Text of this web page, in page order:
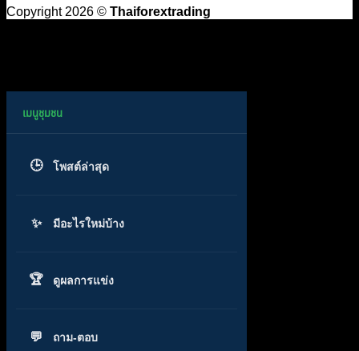
Copyright 2026 © Thaiforextrading
โพสต์ล่าสุด
มีอะไรใหม่บ้าง
ดูผลการแข่ง
ถาม-ตอบ